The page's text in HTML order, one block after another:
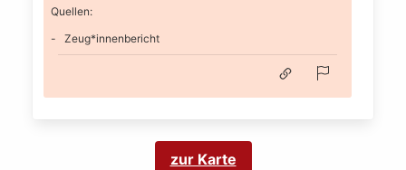
Quellen:
Zeug*innenbericht
zur Karte